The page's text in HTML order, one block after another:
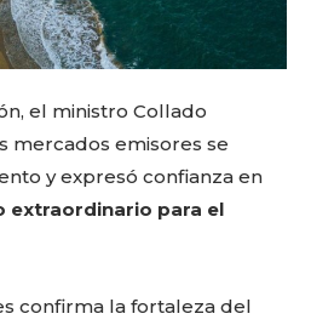
el ministro Collado
mercados emisores se
y expresó confianza en
extraordinario para el
confirma la fortaleza del